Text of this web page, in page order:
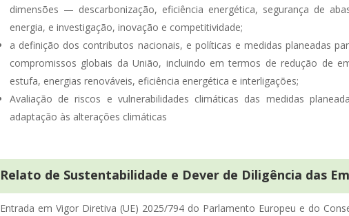
dimensões — descarbonização, eficiência energética, segurança de
energia, e investigação, inovação e competitividade;
a definição dos contributos nacionais, e políticas e medidas planeadas
compromissos globais da União, incluindo em termos de redução de
estufa, energias renováveis, eficiência energética e interligações;
Avaliação de riscos e vulnerabilidades climáticas das medidas
adaptação às alterações climáticas
Relato de Sustentabilidade e Dever de Diligência das
Entrada em Vigor Diretiva (UE) 2025/794 do Parlamento Europeu e do